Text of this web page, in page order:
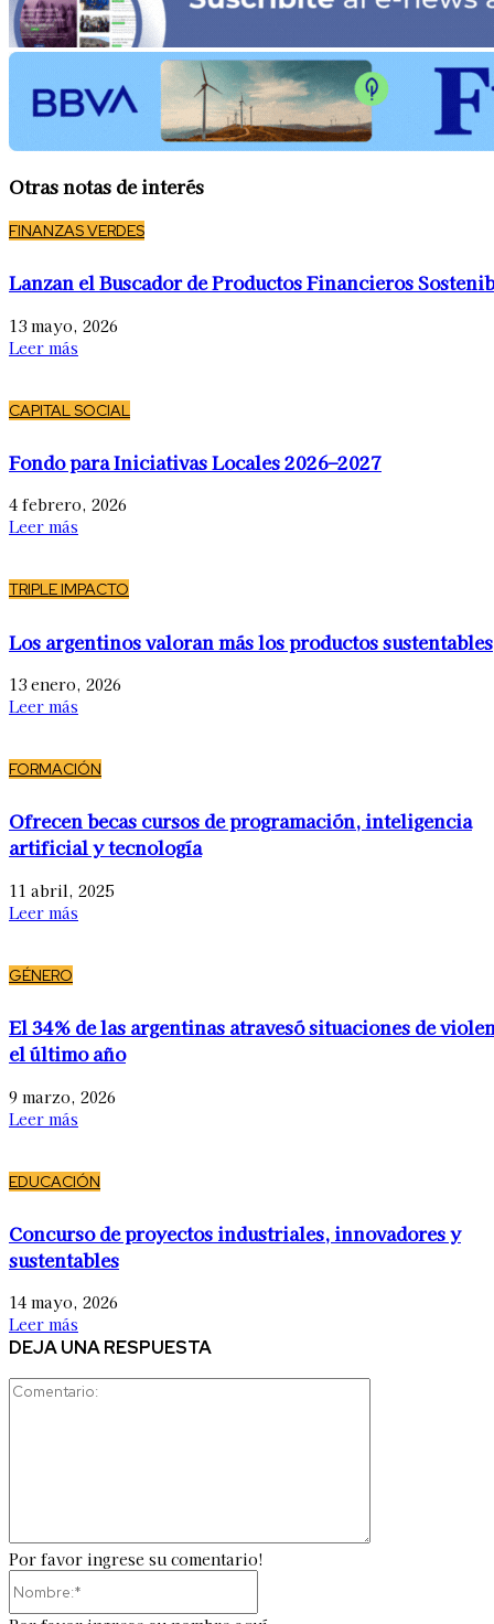
Otras notas de interés
FINANZAS VERDES
Lanzan el Buscador de Productos Financieros
13 mayo, 2026
Leer más
CAPITAL SOCIAL
Fondo para Iniciativas Locales 2026–2027
4 febrero, 2026
Leer más
TRIPLE IMPACTO
Los argentinos valoran más los productos sustentables
13 enero, 2026
Leer más
FORMACIÓN
Ofrecen becas cursos de programación, inteligencia
artificial y tecnología
11 abril, 2025
Leer más
GÉNERO
El 34% de las argentinas atravesó situaciones de
el último año
9 marzo, 2026
Leer más
EDUCACIÓN
Concurso de proyectos industriales, innovadores y
sustentables
14 mayo, 2026
Leer más
DEJA UNA RESPUESTA
Por favor ingrese su comentario!